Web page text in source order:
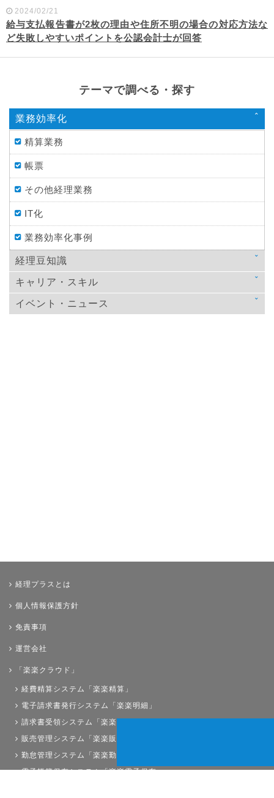
2024/02/21
給与支払報告書が2枚の理由や住所不明の場合の対応方法な
ど失敗しやすいポイントを公認会計士が回答
テーマで調べる・探す
業務効率化
精算業務
帳票
その他経理業務
IT化
業務効率化事例
経理豆知識
法律
税金
キャリア・スキル
スキルアップ
イベント・ニュース
経理プラスとは
個人情報保護方針
免責事項
運営会社
「楽楽クラウド」
経費精算システム「楽楽精算」
電子請求書発行システム「楽楽明細」
請求書受領システム「楽楽請求」
販売管理システム「楽楽販売」
勤怠管理システム「楽楽勤怠」
電子帳簿保存システム「楽楽電子保存」